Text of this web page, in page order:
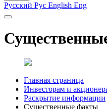
Русский Рус English Eng
Главная страница
Инвесторам и
Раскрытие информации
Существенные факты